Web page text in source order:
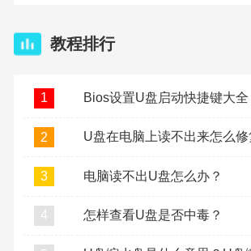
教程排行
1 Bios设置U盘启动快捷键大全
2 U盘在电脑上读不出来怎么修
3 电脑读不出U盘怎么办？
4 怎样查看U盘是否中毒？